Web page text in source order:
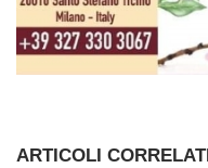
ARTICOLI CORRELATI